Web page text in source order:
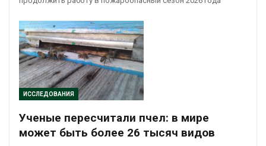
ИССЛЕДОВАНИЯ
Ученые пересчитали пчел: в мире
может быть более 26 тысяч видов